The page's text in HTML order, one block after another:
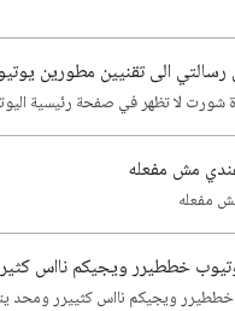
الى تقنيين مطورين
خططيرر ويجيكم نااس
ويجيكم نااس كثييرر ومحد